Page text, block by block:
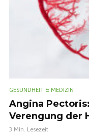
GESUNDHEIT & MEDIZIN
Angina
Verengung der
3 Min. Lesezeit